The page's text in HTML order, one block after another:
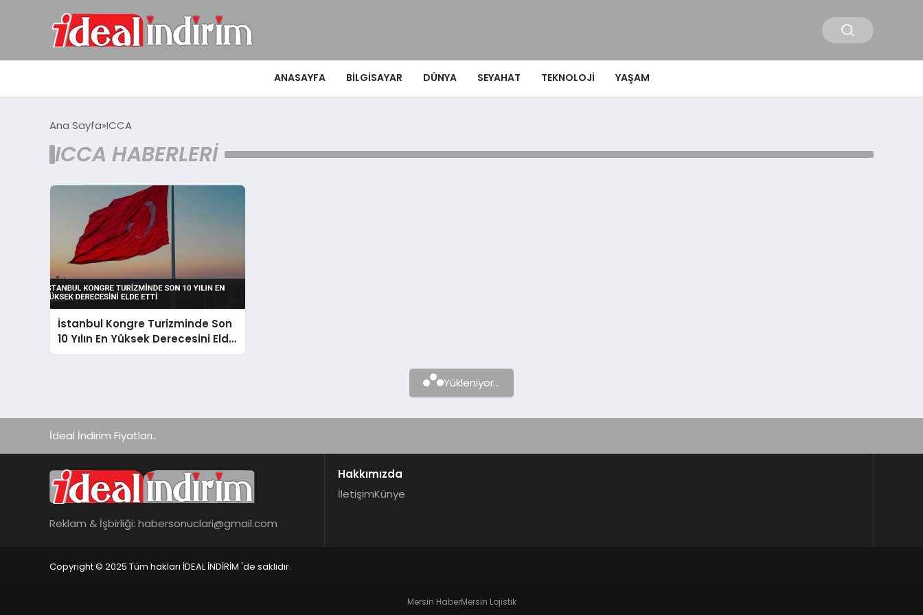
ANASAYFA BILGISAYAR DÜNYA SEYAHAT TEKNOLOJI YAŞAM
Ana Sayfa ICCA
ICCA HABERLERI
İstanbul Kongre Turizminde Son
10 Yılın En Yüksek Derecesini Elde
Etti
Yükleniyor...
İdeal İndirim Fiyatları..
Reklam & İşbirliği: habersonuclari@gmail.com
Hakkımızda
İletişimKünye
Copyright © 2025 Tüm hakları İDEAL İNDİRİM 'de saklıdır.
Mersin HaberMersin Lojistik